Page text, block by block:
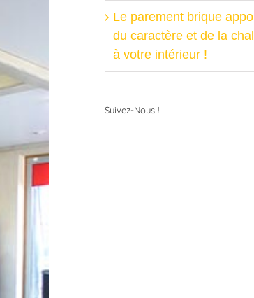
Le parement brique
du caractère et de la
à votre intérieur !
Suivez-Nous !